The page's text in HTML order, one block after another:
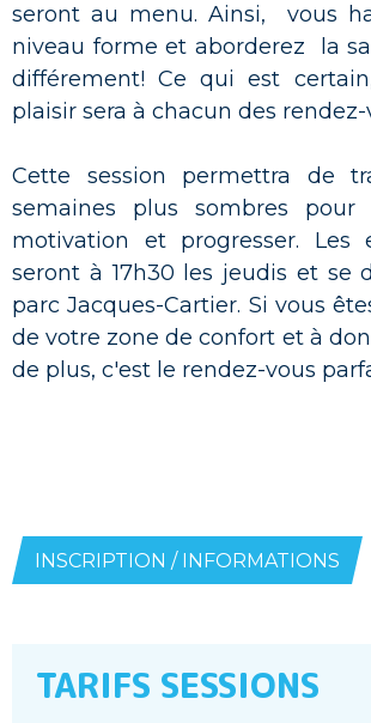
seront au menu. Ainsi, vous
niveau forme et aborderez la
différement! Ce qui est
plaisir sera à chacun des rendez-
Cette session permettra de
semaines plus sombres pour
motivation et progresser. Les
seront à 17h30 les jeudis et se
parc Jacques-Cartier. Si vous
de votre zone de confort et à
de plus, c'est le rendez-vous
INSCRIPTION / INFORMATIONS
TARIFS SESSIONS